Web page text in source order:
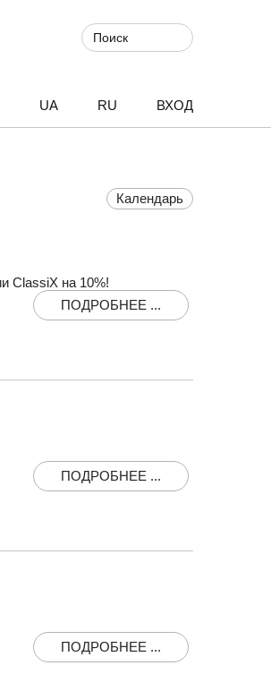
UA RU ВХОД
Календарь
ClassiX на 10%!
ПОДРОБНЕЕ ...
ПОДРОБНЕЕ ...
ПОДРОБНЕЕ ...